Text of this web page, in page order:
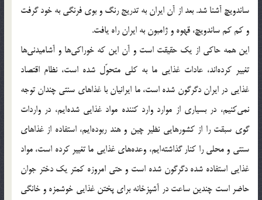
ساندویچ آشنا شد. بعد از آن ایران به تدریج رنگ و بوی فرنگی به خود گرفت
و کم کم ساندویچ، قهوه و ژامبون به ایران راه یافت.
این همه حاکی از یک حقیقت است و آن این که خوراکی‌ها و آشامیدنی‌ها
تغییر کرده‌اند، عادات غذایی ما به کلی متحوّل شده است، نظام اقتصاد
غذایی در ایران دگرگون شده است، ما ایرانیان با غذاهای سنتی چندان توجه
نمی‌کنیم، در بسیاری از موارد وارد کننده مواد غذایی شده‌ایم، در واردات
گوی سبقت را از کشورهایی نظیر چین و هند ربوده‌ایم، استفاده از غذاهای
سنتی و محلی را کنار گذاشته‌ایم، وعده‌های غذایی ما تغییر کرده است، مواد
غذایی استفاده شده دگرگون شده است و حتی امروزه کمتر یک دختر جوان
حاضر است چندین ساعت در آشپزخانه برای پختن غذایی خوشمزه و خانگی